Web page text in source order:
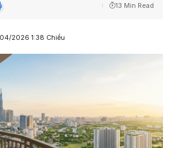
2026 1:38 Chiều
13 Min Read